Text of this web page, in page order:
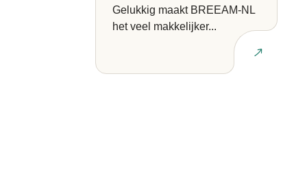
Gelukkig maakt BREEAM-NL
het veel makkelijker...
Lees artikel